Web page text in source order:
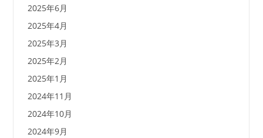
2025年6月
2025年4月
2025年3月
2025年2月
2025年1月
2024年11月
2024年10月
2024年9月